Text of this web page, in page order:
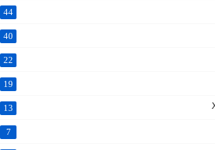
44
40
22
19
13
7